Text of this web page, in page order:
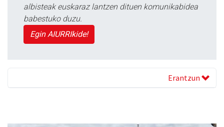
albisteak euskaraz lantzen dituen komunikabidea
babestuko duzu.
Egin AIURRIkide!
Erantzun